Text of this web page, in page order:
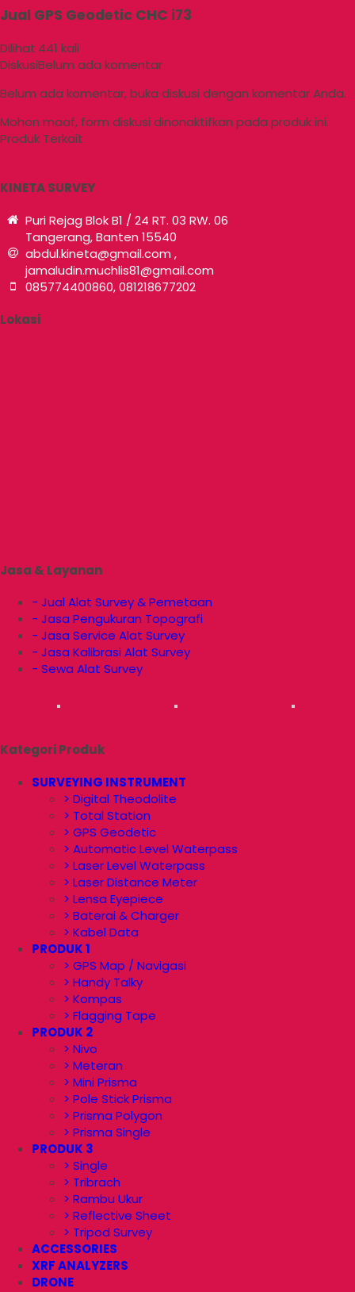
Jual GPS Geodetic CHC i73
Dilihat 441 kali
DiskusiBelum ada komentar
Belum ada komentar, buka diskusi dengan komentar Anda.
Mohon maaf, form diskusi dinonaktifkan pada produk ini.
Produk Terkait
KINETA SURVEY
Puri Rejag Blok B1 / 24 RT. 03 RW. 06
Tangerang, Banten 15540
abdul.kineta@gmail.com ,
jamaludin.muchlis81@gmail.com
085774400860, 081218677202
Lokasi
Jasa & Layanan
- Jual Alat Survey & Pemetaan
- Jasa Pengukuran Topografi
- Jasa Service Alat Survey
- Jasa Kalibrasi Alat Survey
- Sewa Alat Survey
Kategori Produk
SURVEYING INSTRUMENT
> Digital Theodolite
> Total Station
> GPS Geodetic
> Automatic Level Waterpass
> Laser Level Waterpass
> Laser Distance Meter
> Lensa Eyepiece
> Baterai & Charger
> Kabel Data
PRODUK 1
> GPS Map / Navigasi
> Handy Talky
> Kompas
> Flagging Tape
PRODUK 2
> Nivo
> Meteran
> Mini Prisma
> Pole Stick Prisma
> Prisma Polygon
> Prisma Single
PRODUK 3
> Single
> Tribrach
> Rambu Ukur
> Reflective Sheet
> Tripod Survey
ACCESSORIES
XRF ANALYZERS
DRONE